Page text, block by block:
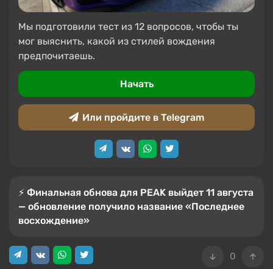
Мы подготовили тест из 12 вопросов, чтобы ты
мог выяснить, какой из стилей вождения
предпочитаешь.
Начать
Или пройдите в Telegram
⚡️ Финальная обнова для PEAK выйдет 11 августа
— обновление получило название «Последнее
восхождение»
0